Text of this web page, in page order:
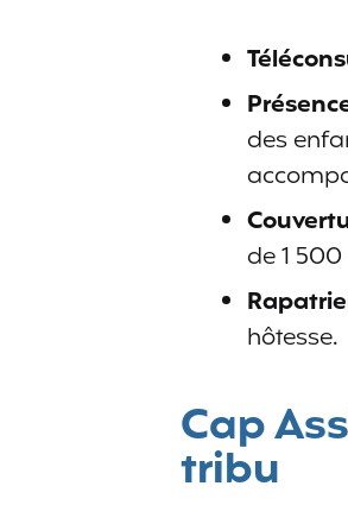
des
de 1
hôtesse.
Cap
tribu